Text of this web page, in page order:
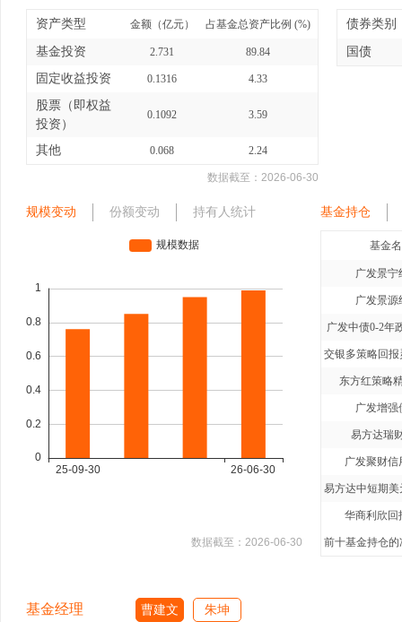
资产类型 金额（亿元） 占基金总资产比例 (%)
基金投资 2.731 89.84
固定收益投资 0.1316 4.33
股票（即权益
投资）
0.1092 3.59
其他 0.068 2.24
数据截至： 2026-06-30
债券类别
国债
规模变动 份额变动 持有人统计
数据截至： 2026-06-30
基金持仓
基金
广发景宁
广发景源
广发中债0-2年
东方红策略
广发增强
易方达瑞
广发聚财信
华商利欣回
前十基金持仓的
基金经理 曹建文 朱坤